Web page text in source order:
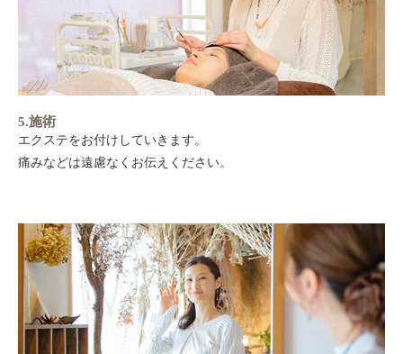
5.施術
エクステをお付けしていきます。
痛みなどは遠慮なくお伝えください。